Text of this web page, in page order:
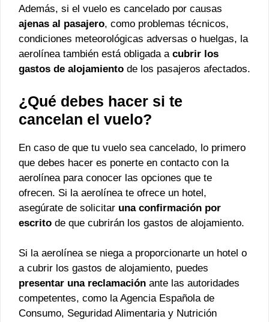
Además, si el vuelo es cancelado por causas
ajenas al pasajero, como problemas técnicos,
condiciones meteorológicas adversas o huelgas, la
aerolínea también está obligada a cubrir los
gastos de alojamiento de los pasajeros afectados.
¿Qué debes hacer si te
cancelan el vuelo?
En caso de que tu vuelo sea cancelado, lo primero
que debes hacer es ponerte en contacto con la
aerolínea para conocer las opciones que te
ofrecen. Si la aerolínea te ofrece un hotel,
asegúrate de solicitar una confirmación por
escrito de que cubrirán los gastos de alojamiento.
Si la aerolínea se niega a proporcionarte un hotel o
a cubrir los gastos de alojamiento, puedes
presentar una reclamación ante las autoridades
competentes, como la Agencia Española de
Consumo, Seguridad Alimentaria y Nutrición